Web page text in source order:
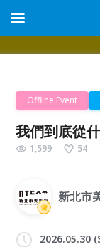
Offline Event
我們到底從
1,599 54
新北市
2026.05.30